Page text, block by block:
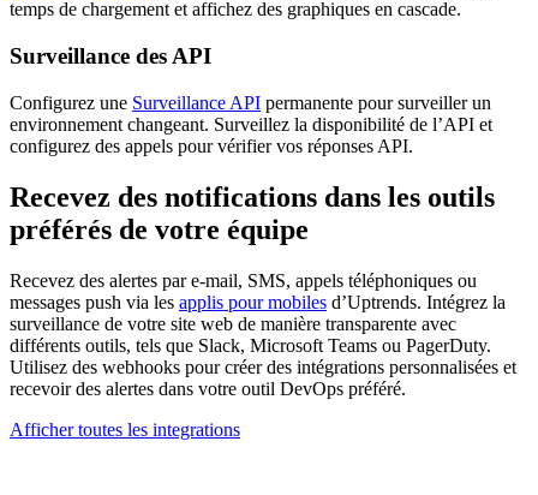
temps de chargement et affichez des graphiques en cascade.
Surveillance des API
Configurez une Surveillance API permanente pour surveiller un
environnement changeant. Surveillez la disponibilité de l’API et
configurez des appels pour vérifier vos réponses API.
Recevez des notifications dans les outils
préférés de votre équipe
Recevez des alertes par e-mail, SMS, appels téléphoniques ou
messages push via les applis pour mobiles d’Uptrends. Intégrez la
surveillance de votre site web de manière transparente avec
différents outils, tels que Slack, Microsoft Teams ou PagerDuty.
Utilisez des webhooks pour créer des intégrations personnalisées et
recevoir des alertes dans votre outil DevOps préféré.
Afficher toutes les integrations